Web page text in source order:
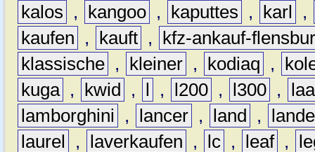
kalos
, kangoo , kaputtes , karl
,
kaufen
, kauft ,
kfz-ankauf-
klassische , kleiner , kodiaq ,
kuga , kwid , l , l200 , l300 ,
lamborghini
, lancer , land ,
laurel
, laverkaufen , lc , leaf ,